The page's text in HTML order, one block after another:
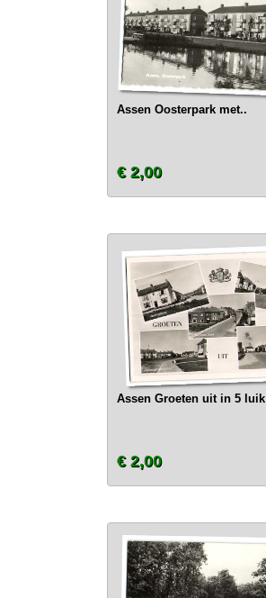
Assen Oosterpark met..
€ 2,00
Assen Groeten uit in 5 luik
€ 2,00